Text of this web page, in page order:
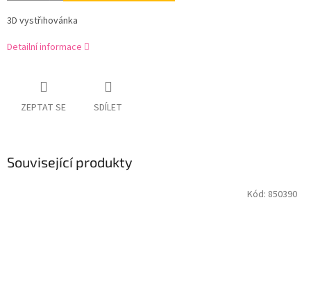
3D vystřihovánka
Detailní informace
ZEPTAT SE SDÍLET
Související produkty
Kód: 850390